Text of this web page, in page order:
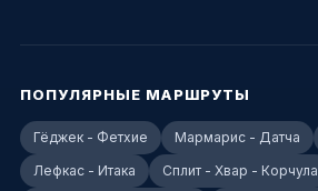
ПОПУЛЯРНЫЕ МАРШРУТЫ
Гёджек - Фетхие Мармарис - Датча
Лефкас - Итака
Сплит - Хвар - Корчула